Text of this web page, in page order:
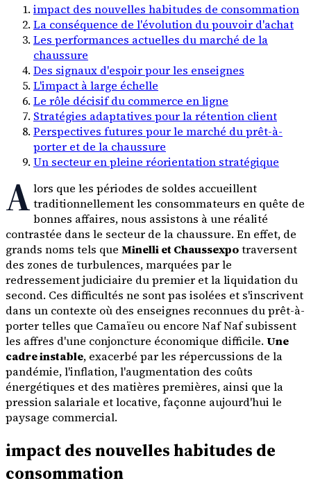
impact des nouvelles habitudes de consommation
La conséquence de l'évolution du pouvoir d'achat
Les performances actuelles du marché de la
chaussure
Des signaux d'espoir pour les enseignes
L'impact à large échelle
Le rôle décisif du commerce en ligne
Stratégies adaptatives pour la rétention client
Perspectives futures pour le marché du prêt-à-
porter et de la chaussure
Un secteur en pleine réorientation stratégique
A lors que les périodes de soldes accueillent
traditionnellement les consommateurs en quête de
bonnes affaires, nous assistons à une réalité
contrastée dans le secteur de la chaussure. En effet, de
grands noms tels que Minelli et Chaussexpotraversent
des zones de turbulences, marquées par le
redressement judiciaire du premier et la liquidation du
second. Ces difficultés ne sont pas isolées et s'inscrivent
dans un contexte où des enseignes reconnues du prêt-à-
porter telles que Camaïeu ou encore Naf Naf subissent
les affres d'une conjoncture économique difficile. Une
cadre instable, exacerbé par les répercussions de la
pandémie, l'inflation, l'augmentation des coûts
énergétiques et des matières premières, ainsi que la
pression salariale et locative, façonne aujourd'hui le
paysage commercial.
impact des nouvelles habitudes de
consommation